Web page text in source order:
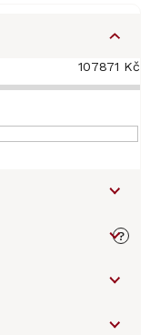
107871 Kč
?